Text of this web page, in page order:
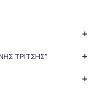
+
+
ΤΡΙΤΣΗΣ”
+